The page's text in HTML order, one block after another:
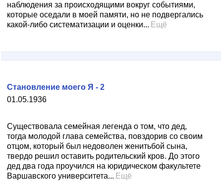
наблюдения за происходящими вокруг событиями,
которые оседали в моей памяти, но не подвергались
какой-либо систематизации и оценки... Ещё
01.05.1936
Становление моего Я - 2
Существовала семейная легенда о том, что дед,
тогда молодой глава семейства, повздорив со своим
отцом, который был недоволен женитьбой сына,
твердо решил оставить родительский кров. До этого
дед два года проучился на юридическом факультете
Варшавского университета... Ещё